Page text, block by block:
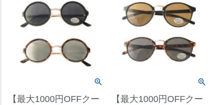
【最大1000円OFFクー
【最大1000円OFFクー